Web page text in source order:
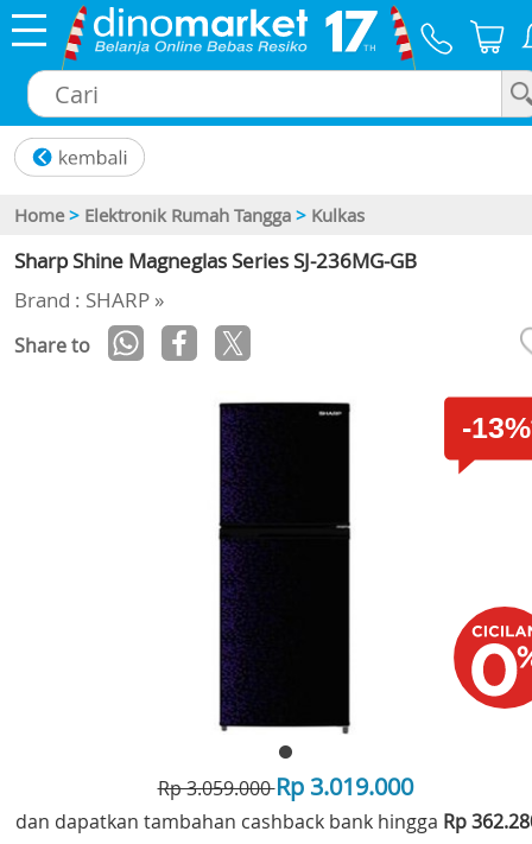
Home > Elektronik Rumah Tangga > Kulkas
Sharp Shine Magneglas Series SJ-236MG-GB
Brand : SHARP »
Share to
-
Rp 3.059.000Rp 3.019.000
dan dapatkan tambahan cashback bank hingga Rp